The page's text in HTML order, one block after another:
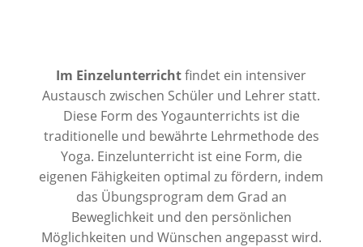
Im Einzelunterrichtfindet ein intensiver
Austausch zwischen Schüler und Lehrer statt.
Diese Form des Yogaunterrichts ist die
traditionelle und bewährte Lehrmethode des
Yoga. Einzelunterricht ist eine Form, die
eigenen Fähigkeiten optimal zu fördern, indem
das Übungsprogram dem Grad an
Beweglichkeit und den persönlichen
Möglichkeiten und Wünschen angepasst wird.